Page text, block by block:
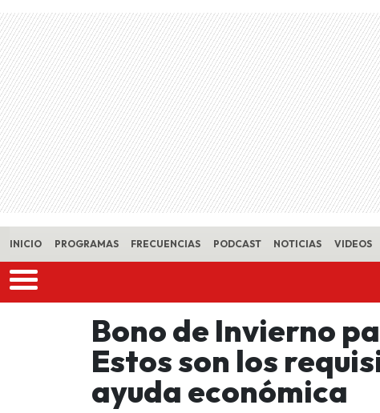
Skip to main content
INICIO PROGRAMAS FRECUENCIAS PODCAST NOTICIAS VIDEOS
Bono de Invierno
Estos son los
ayuda económica